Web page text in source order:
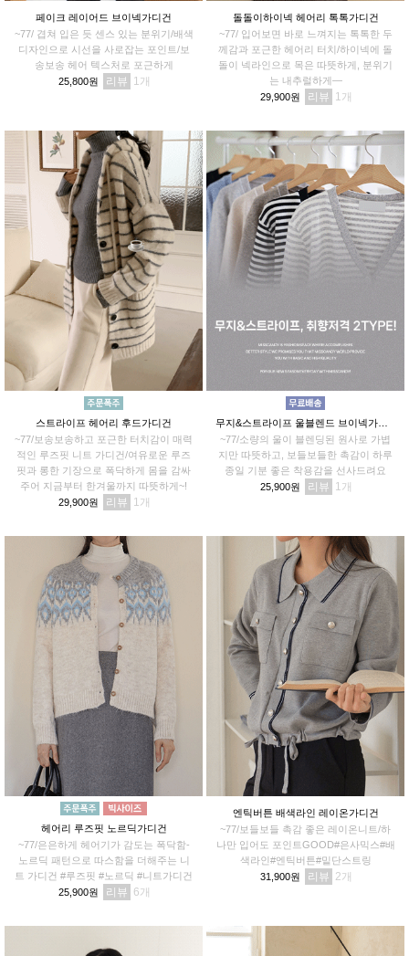
페이크 레이어드 브이넥가디건
~77/ 겹쳐 입은 듯 센스 있는 분위기/배색
디자인으로 시선을 사로잡는 포인트/보
송보송 헤어 텍스처로 포근하게
25,800원
리뷰 1
돌돌이하이넥 헤어리 톡톡가디건
~77/ 입어보면 바로 느껴지는 톡톡한 두
께감과 포근한 헤어리 터치/하이넥에 돌
돌이 넥라인으로 목은 따뜻하게, 분위기
는 내추럴하게—
29,900원
리뷰 1
스트라이프 헤어리 후드가디건
~77/보송보송하고 포근한 터치감이 매력
적인 루즈핏 니트 가디건/여유로운 루즈
핏과 롱한 기장으로 폭닥하게 몸을 감싸
주어 지금부터 한겨울까지 따뜻하게~!
29,900원
리뷰 1
~77/소량의 울이 블렌딩된 원사로 가볍
지만 따뜻하고, 보들보들한 촉감이 하루
종일 기분 좋은 착용감을 선사드려요
25,900원
리뷰 1
헤어리 루즈핏 노르딕가디건
~77/은은하게 헤어기가 감도는 폭닥함-
노르딕 패턴으로 따스함을 더해주는 니
트 가디건 #루즈핏 #노르딕 #니트가디건
25,900원
리뷰 6
엔틱버튼 배색라인 레이온가디건
~77/보들보들 촉감 좋은 레이온니트/하
나만 입어도 포인트GOOD#은사믹스#배
색라인#엔틱버튼#밑단스트링
31,900원
리뷰 2